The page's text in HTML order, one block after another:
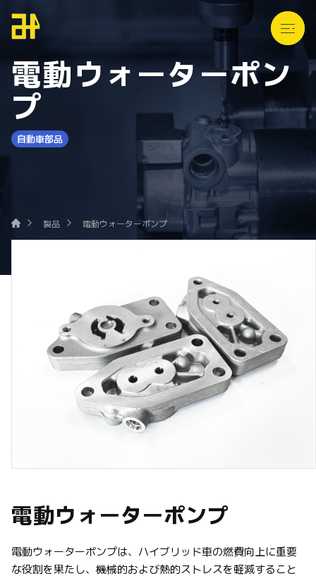
会社概要
製品
技術
ニュース
English Vietnamese Japanese
お問い合わせ
電動ウォーターポン
プ
自動車部品
製品 電動ウォーターポンプ
電動ウォーターポンプ
電動ウォーターポンプは、ハイブリッド車の燃費向上に重要
な役割を果たし、機械的および熱的ストレスを軽減すること